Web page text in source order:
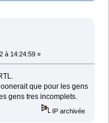
- ONWARD
à 14:24:59 »
que pour les gens
gens tres incomplets.
IP archivée